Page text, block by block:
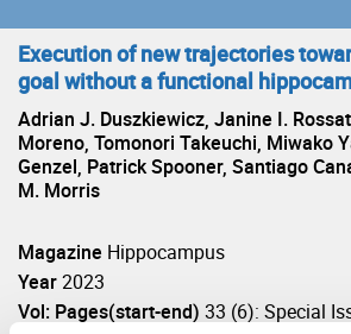
Execution of new trajectories
goal without a functional
Adrian J. Duszkiewicz, Janine I.
Moreno, Tomonori Takeuchi, Miwako
Genzel, Patrick Spooner, Santiago
M. Morris
Magazine Hippocampus
Year2023
Vol: Pages(start-end) 33 (6): Special